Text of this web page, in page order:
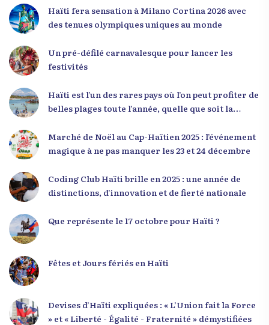
pouvons pas résoudre un problème avec la
mentalité qui l’a créé. » Il a encouragé la jeunesse
sur la discipline, l’excellence et la responsabilité.
Le révérend a également rappelé que la jeunesse
du pays, et qu’un engagement structuré de
seulement 4 % d’entre eux pourrait modifier
significativement la trajectoire nationale. Sa
seconde intervention, « Jenès la ak responsablite l
», a souligné le lien indissociable entre potentiel et
responsabilité. Le Dr Volcy a invité les jeunes à
communautés, à investir dans leur formation et à
développer un leadership intègre. Appel à un
Haïti fera sensation à Milano Cortina 2026 avec
des tenues olympiques uniques au monde
Un pré-défilé carnavalesque pour lancer les
festivités
Haïti est l’un des rares pays où l’on peut profiter de
belles plages toute l’année, quelle que soit la
Marché de Noël au Cap-Haïtien 2025 : l’événement
magique à ne pas manquer les 23 et 24 décembre
Coding Club Haïti brille en 2025 : une année de
distinctions, d’innovation et de fierté nationale
Que représente le 17 octobre pour Haïti ?
Fêtes et Jours fériés en Haïti
Devises d’Haïti expliquées : « L’Union fait la Force
» et « Liberté - Égalité - Fraternité » démystifiées